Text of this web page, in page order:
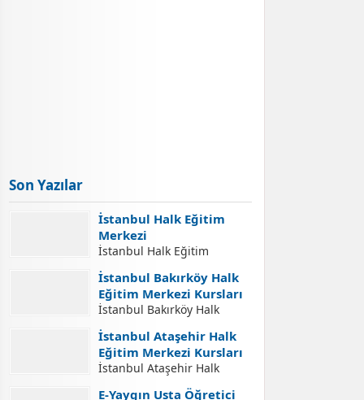
Son Yazılar
İstanbul Halk Eğitim
Merkezi
İstanbul Halk Eğitim
Merkezi İletişim Adresleri
İstanbul Halk Eğitim
Merkezi İletişim Bilgileri,
İstanbul Halk Eğitim
Merkezleri Adresleri, Halk
Eğitim Merkezlerinde Açılan
Kurslara Kurs Kayıt
İşlemleri Nasıl Yapılır.
İstanbul Bakırköy Halk
Eğitim Merkezi Kursları
İstanbul Bakırköy Halk
Eğitim Merkezi Kursları
İstanbul Bakırköy Halk
Eğitim Merkezi Açılabilecek
Kursları. İstanbul Bakırköy
Halk Eğitim Merkezi Kurs
İstanbul Ataşehir Halk
Eğitim Merkezi Kursları
İstanbul Ataşehir Halk
Eğitim Merkezi Kursları
E-Yaygın Usta Öğretici